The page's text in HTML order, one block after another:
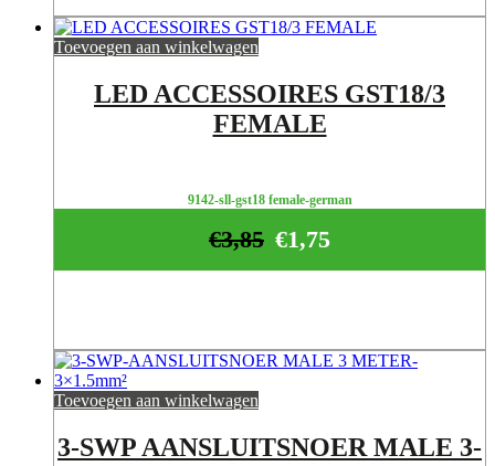
Toevoegen aan winkelwagen
LED ACCESSOIRES GST18/3
FEMALE
9142-sll-gst18 female-german
€1,75
€3,85
Toevoegen aan winkelwagen
3-SWP AANSLUITSNOER MALE 3-